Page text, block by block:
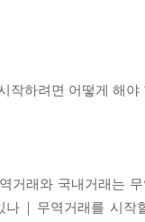
작하려면 어떻게 해야
거래와 국내거래는
나｜무역거래를 시